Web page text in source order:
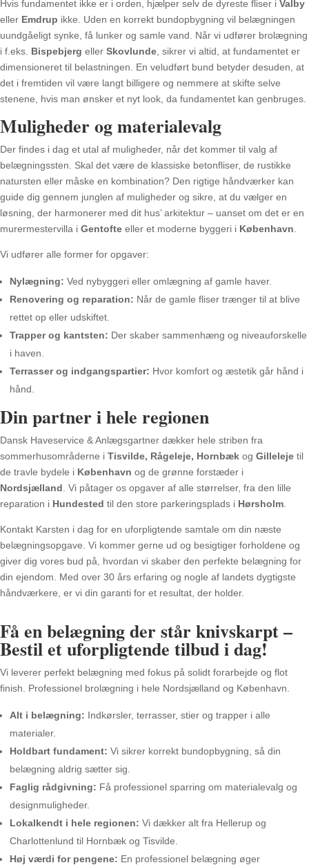
Hvis fundamentet ikke er i orden, hjælper selv de dyreste fliser i Valby
eller Emdrup ikke. Uden en korrekt bundopbygning vil belægningen
uundgåeligt synke, få lunker og samle vand. Når vi udfører brolægning
i f.eks. Bispebjerg eller Skovlunde , sikrer vi altid, at fundamentet er
dimensioneret til belastningen. En veludført bund betyder desuden, at
det i fremtiden vil være langt billigere og nemmere at skifte selve
stenene, hvis man ønsker et nyt look, da fundamentet kan genbruges.
Muligheder og materialevalg
Der findes i dag et utal af muligheder, når det kommer til valg af
belægningssten. Skal det være de klassiske betonfliser, de rustikke
natursten eller måske en kombination? Den rigtige håndværker kan
guide dig gennem junglen af muligheder og sikre, at du vælger en
løsning, der harmonerer med dit hus’ arkitektur – uanset om det er en
murermestervilla i Gentofte eller et moderne byggeri i København
Vi udfører alle former for opgaver:
Nylægning: Ved nybyggeri eller omlægning af gamle haver.
Renovering og reparation: Når de gamle fliser trænger til at blive
rettet op eller udskiftet.
Trapper og kantsten: Der skaber sammenhæng og niveauforskelle
i haven.
Terrasser og indgangspartier: Hvor komfort og æstetik går hånd i
hånd.
Din partner i hele regionen
Dansk Haveservice & Anlægsgartner dækker hele striben fra
sommerhusområderne i Tisvilde, Rågeleje, Hornbæk og Gilleleje til
de travle bydele i København og de grønne forstæder i
Nordsjælland . Vi påtager os opgaver af alle størrelser, fra den lille
reparation i Hundested til den store parkeringsplads i Hørsholm
Kontakt Karsten i dag for en uforpligtende samtale om din næste
belægningsopgave. Vi kommer gerne ud og besigtiger forholdene og
giver dig vores bud på, hvordan vi skaber den perfekte belægning for
din ejendom. Med over 30 års erfaring og nogle af landets dygtigste
håndværkere, er vi din garanti for et resultat, der holder.
Få en belægning der står knivskarpt –
Bestil et uforpligtende tilbud i dag!
Vi leverer perfekt belægning med fokus på solidt forarbejde og flot
finish. Professionel brolægning i hele Nordsjælland og København.
Alt i belægning: Indkørsler, terrasser, stier og trapper i alle
materialer.
Holdbart fundament: Vi sikrer korrekt bundopbygning, så din
belægning aldrig sætter sig.
Faglig rådgivning: Få professionel sparring om materialevalg og
designmuligheder.
Lokalkendt i hele regionen: Vi dækker alt fra Hellerup og
Charlottenlund til Hornbæk og Tisvilde.
Høj værdi for pengene: En professionel belægning øger